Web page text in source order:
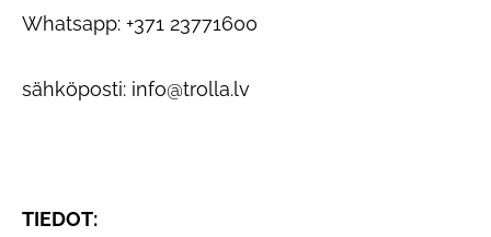
Whatsapp: +371 23771600
sähköposti: info@trolla.lv
TIEDOT: